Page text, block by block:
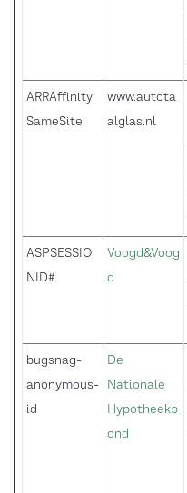
ARRAffinity
SameSite
www.autota
alglas.nl
ASPSESSIO
NID#
Voogd&Voog
d
bugsnag-
anonymous-
id
De
Nationale
Hypotheekb
ond